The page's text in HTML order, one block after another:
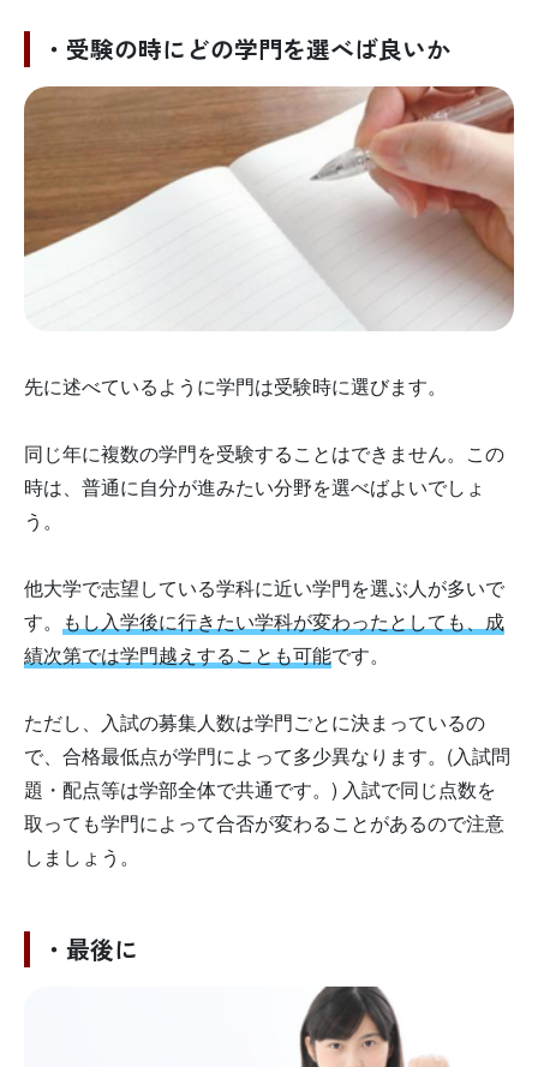
・受験の時にどの学門を選べば良いか
先に述べているように学門は受験時に選びます。
同じ年に複数の学門を受験することはできません。この
時は、普通に自分が進みたい分野を選べばよいでしょ
う。
他大学で志望している学科に近い学門を選ぶ人が多いで
す。
もし入学後に行きたい学科が変わったとしても、成
績次第では学門越えすることも可能です。
ただし、入試の募集人数は学門ごとに決まっているの
で、合格最低点が学門によって多少異なります。(入試問
題・配点等は学部全体で共通です。) 入試で同じ点数を
取っても学門によって合否が変わることがあるので注意
しましょう。
・最後に